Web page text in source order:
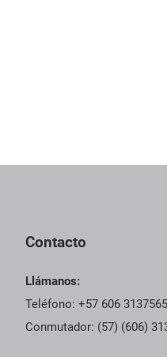
Contacto
Llámanos:
Teléfono: +57 606 3137565
Conmutador: (57) (606)